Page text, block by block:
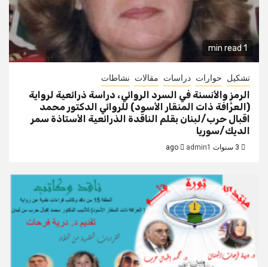
1 min read
تشكيل حوارات دراسات مقالات نشاطات
الرمز والأنسنة في السرد الروائي، دراسة ذرائعية لرواية
(العرَّافة ذات المنقار الأسود) للروائي الدكتور محمد
اقبال حرب/لبنان بقلم الناقدة الذرائعية الأستاذة سمر
الديك/سوريا
admin1